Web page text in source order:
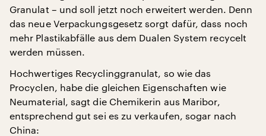
Granulat – und soll jetzt noch erweitert werden. Denn
das neue Verpackungsgesetz sorgt dafür, dass noch
mehr Plastikabfälle aus dem Dualen System recycelt
werden müssen.
Hochwertiges Recyclinggranulat, so wie das
Procyclen, habe die gleichen Eigenschaften wie
Neumaterial, sagt die Chemikerin aus Maribor,
entsprechend gut sei es zu verkaufen, sogar nach
China: